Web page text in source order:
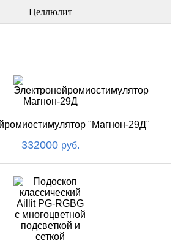
Целлюлит
"Магнон-29Д"
332000 руб.